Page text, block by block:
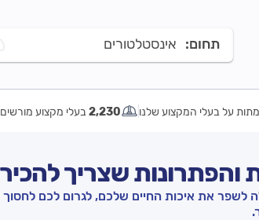
תחום: אינסטלטורים
על בעלי המקצוע שלנו 2,230 בעלי מקצוע
שצריך להכיר
את איכות החיים שלכם, לגרום לכם